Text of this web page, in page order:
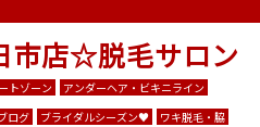
市店☆脱毛サロン
トゾーン
アンダーヘア・ビキニライン
ログ ブライダルシーズン♥︎
ワキ脱毛・脇